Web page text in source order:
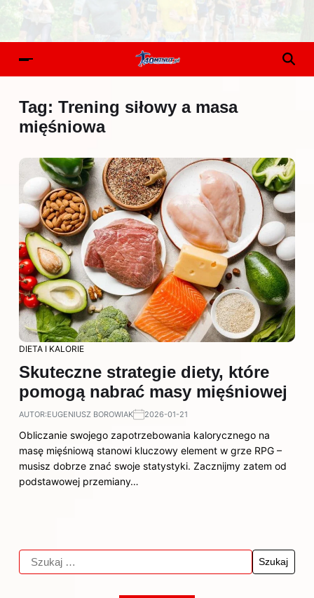
Tag: Trening siłowy a masa
mięśniowa
DIETA I KALORIE
Skuteczne strategie diety, które
pomogą nabrać masy mięśniowej
AUTOR:EUGENIUSZ BOROWIAK 2026-01-21
Obliczanie swojego zapotrzebowania kalorycznego na
masę mięśniową stanowi kluczowy element w grze RPG –
musisz dobrze znać swoje statystyki. Zacznijmy zatem od
podstawowej przemiany…